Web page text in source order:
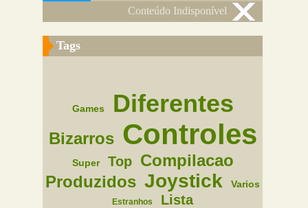
Conteúdo Indisponível
Tags
Games Diferentes
Bizarros Controles
Super Top
Compilacao
Produzidos Joystick Varios
Estranhos Lista